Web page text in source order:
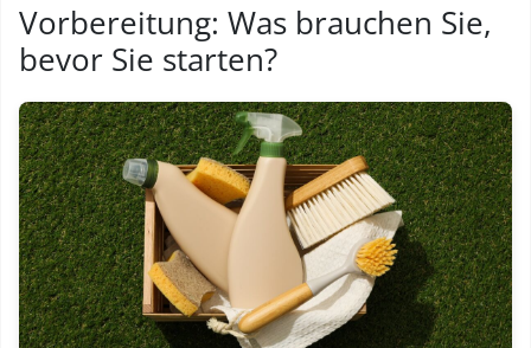
Vorbereitung: Was brauchen Sie,
bevor Sie starten?